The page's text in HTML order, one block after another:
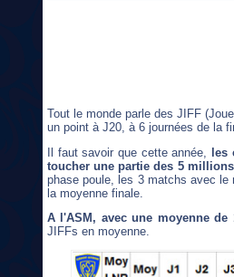
Tout le monde parle des JIFF
un point à J20, à 6 journées de la
Il faut savoir que cette année, les
toucher une partie des 5
phase poule, les 3 matchs avec
la moyenne finale.
A l'ASM, avec une moyenne
JIFFs en moyenne.